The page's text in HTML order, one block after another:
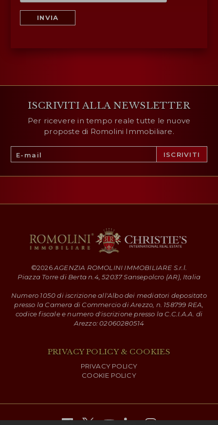
INVIA
ISCRIVITI ALLA NEWSLETTER
Per ricevere in tempo reale tutte le nuove
proposte di Romolini Immobiliare.
©2026AGENZIA ROMOLINI IMMOBILIARE S.r.l.
Piazza Torre di Berta n.4, 52037 Sansepolcro (AR), Italia
Numero 1050 di iscrizione all'Albo dei mediatori depositato
presso la Camera di Commercio di Arezzo, n. 158799 REA,
codice fiscale e numero d'iscrizione presso la C.C.I.A.A. di
Arezzo: 02060280514
PRIVACY POLICY & COOKIES
PRIVACY POLICY
COOKIE POLICY